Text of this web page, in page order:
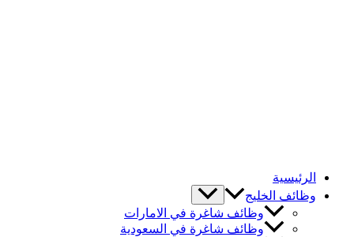
الرئيسية
وظائف الخليج
وظائف شاغرة في الامارات
وظائف شاغرة في السعودية